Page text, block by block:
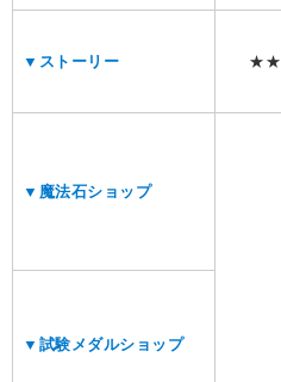
▼ストーリー ★★
▼魔法石ショップ
▼試験メダルショップ